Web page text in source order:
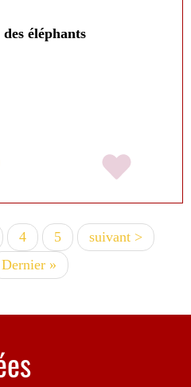
éléphants
Page
4 Page
5
Page
suivante
suivant >
Dernière
page
Dernier »